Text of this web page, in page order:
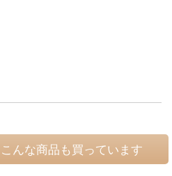
んな商品も買っています